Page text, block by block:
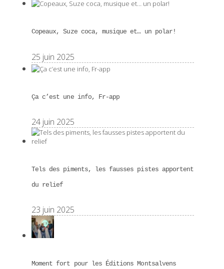
Copeaux, Suze coca, musique et… un polar!
25 juin 2025
Ça c’est une info, Fr-app
24 juin 2025
Tels des piments, les fausses pistes apportent
du relief
23 juin 2025
Moment fort pour les Éditions Montsalvens